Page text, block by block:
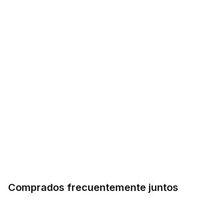
Comprados frecuentemente juntos